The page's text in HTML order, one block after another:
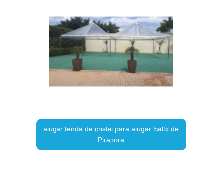
alugar tenda de cristal para alugar Salto de
Pirapora